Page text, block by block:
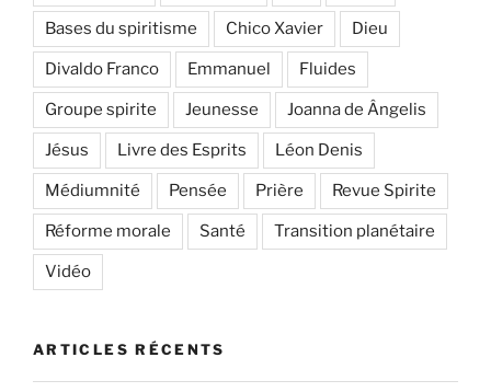
Bases du spiritisme Chico Xavier Dieu
Divaldo Franco Emmanuel Fluides
Groupe spirite Jeunesse Joanna de Ângelis
Jésus Livre des Esprits Léon Denis
Médiumnité Pensée Prière Revue Spirite
Réforme morale Santé Transition planétaire
Vidéo
ARTICLES RÉCENTS